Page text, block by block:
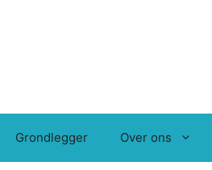
Grondlegger Over ons